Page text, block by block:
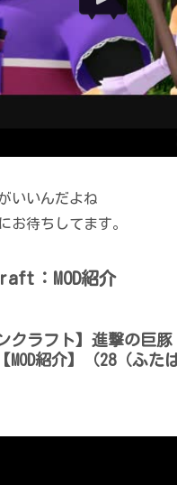
いいんだよね
お待ちしてます。
：MOD紹介
クラフト】進撃の巨
MOD紹介】（28（ふた